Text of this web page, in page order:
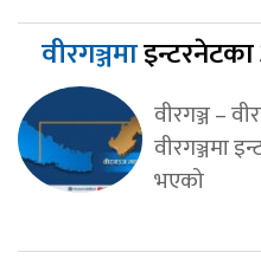
वीरगञ्जमा
वीरगञ्ज –
वीरगञ्जमा
भएको